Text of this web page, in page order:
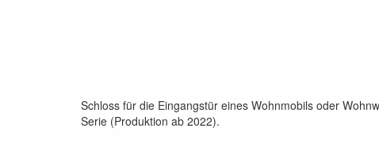
Schloss für die Eingangstür eines Wohnmobils oder
Serie (Produktion ab 2022).